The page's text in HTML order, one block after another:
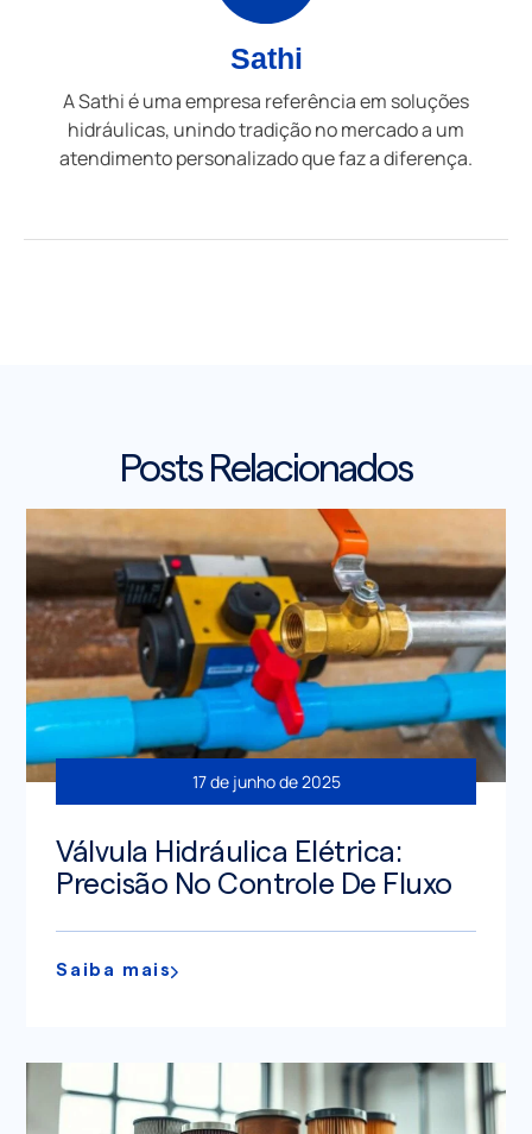
Sathi
A Sathi é uma empresa referência em soluções
hidráulicas, unindo tradição no mercado a um
atendimento personalizado que faz a diferença.
Posts Relacionados
17 de junho de 2025
Válvula Hidráulica Elétrica:
Precisão No Controle De Fluxo
Saiba mais